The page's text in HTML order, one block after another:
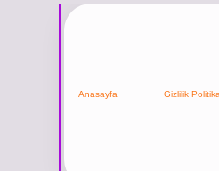
Anasayfa Gizlilik